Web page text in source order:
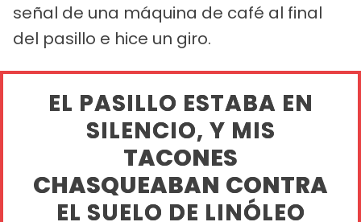
señal de una máquina de café al final
del pasillo e hice un giro.
EL PASILLO ESTABA EN
SILENCIO, Y MIS
TACONES
CHASQUEABAN CONTRA
EL SUELO DE LINÓLEO